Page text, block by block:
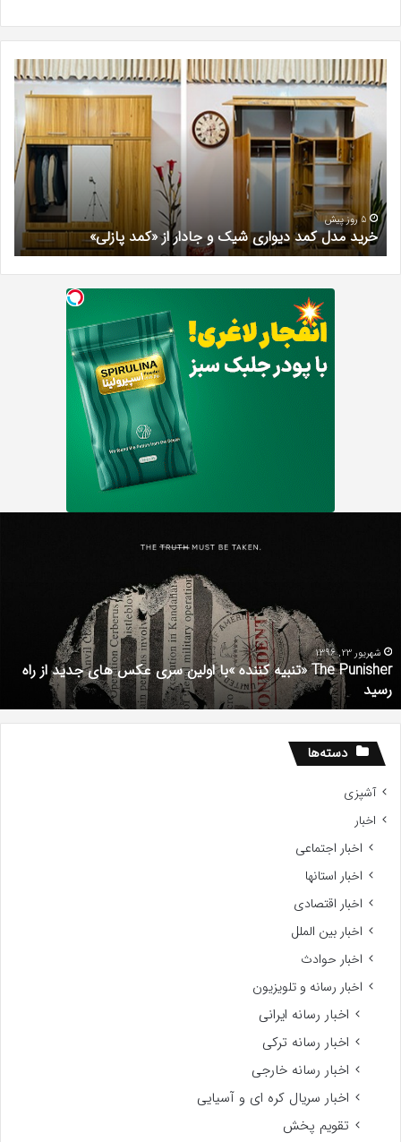
کمد دیواری شیک و جادار از «کمد پازلی»
بهترین
کلینیک
زیبایی
در
فردیس
کرج؛
دکتر
مریم
خیرآبادی
5 روز پیش
بهترین
شهریور 23, 1396
The Punisher «تنبیه کننده »با اولین سری عکس های جدید از راه
دسته‌ها
آشپزی
اخبار
اخبار اجتماعی
اخبار استانها
اخبار اقتصادی
اخبار بین الملل
اخبار حوادث
اخبار رسانه و تلویزیون
اخبار رسانه ایرانی
اخبار رسانه ترکی
اخبار رسانه خارجی
اخبار سریال کره ای و آسیایی
تقویم پخش